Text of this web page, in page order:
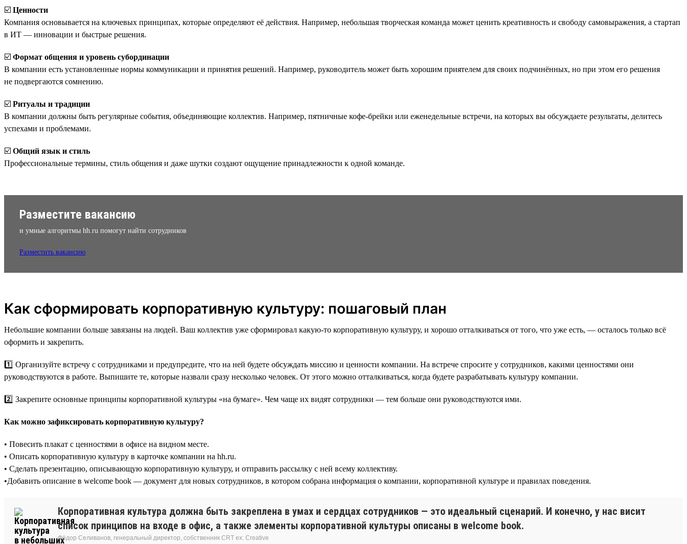
☑️ Ценности
Компания основывается на ключевых принципах, которые определяют её действия. Например, небольшая творческая команда может ценить креативность и свободу самовыражения, а стартап
в ИТ — инновации и быстрые решения.
☑️ Формат общения и уровень субординации
В компании есть установленные нормы коммуникации и принятия решений. Например, руководитель может быть хорошим приятелем для своих подчинённых, но при этом его решения
не подвергаются сомнению.
☑️ Ритуалы и традиции
В компании должны быть регулярные события, объединяющие коллектив. Например, пятничные кофе-брейки или еженедельные встречи, на которых вы обсуждаете результаты, делитесь
успехами и проблемами.
☑️ Общий язык и стиль
Профессиональные термины, стиль общения и даже шутки создают ощущение принадлежности к одной команде.
Разместите вакансию
и умные алгоритмы hh.ru помогут найти сотрудников
Разместить вакансию
Как сформировать корпоративную культуру: пошаговый план
Небольшие компании больше завязаны на людей. Ваш коллектив уже сформировал какую-то корпоративную культуру, и хорошо отталкиваться от того, что уже есть, — осталось только всё
оформить и закрепить.
1️⃣ Организуйте встречу с сотрудниками и предупредите, что на ней будете обсуждать миссию и ценности компании. На встрече спросите у сотрудников, какими ценностями они
руководствуются в работе. Выпишите те, которые назвали сразу несколько человек. От этого можно отталкиваться, когда будете разрабатывать культуру компании.
2️⃣ Закрепите основные принципы корпоративной культуры «на бумаге». Чем чаще их видят сотрудники — тем больше они руководствуются ими.
Как можно зафиксировать корпоративную культуру?
• Повесить плакат с ценностями в офисе на видном месте.
• Описать корпоративную культуру в карточке компании на hh.ru.
• Сделать презентацию, описывающую корпоративную культуру, и отправить рассылку с ней всему коллективу.
•Добавить описание в welcome book — документ для новых сотрудников, в котором собрана информация о компании, корпоративной культуре и правилах поведения.
Корпоративная культура должна быть закреплена в умах и сердцах сотрудников — это идеальный сценарий. И конечно, у нас висит
список принципов на входе в офис, а также элементы корпоративной культуры описаны в welcome book.
Фёдор Селиванов, генеральный директор, собственник CRT ex: Creative